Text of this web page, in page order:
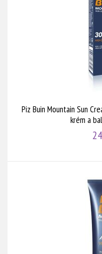
Piz Buin Mountain Sun
krém a